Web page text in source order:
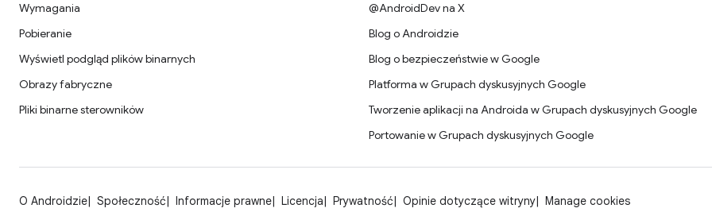
Wymagania
Pobieranie
Wyświetl podgląd plików binarnych
Obrazy fabryczne
Pliki binarne sterowników
@AndroidDev na X
Blog o Androidzie
Blog o bezpieczeństwie w Google
Platforma w Grupach dyskusyjnych Google
Tworzenie aplikacji na Androida w Grupach dyskusyjnych Google
Portowanie w Grupach dyskusyjnych Google
O Androidzie Społeczność Informacje prawne Licencja Prywatność Opinie dotyczące witryny Manage cookies